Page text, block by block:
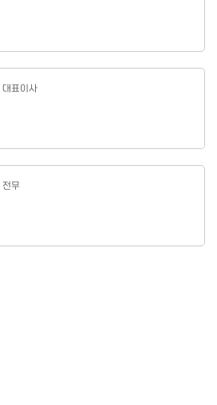
대표이사
전무